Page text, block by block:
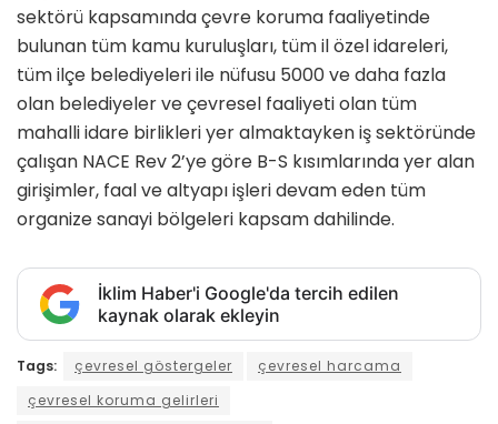
sektörü kapsamında çevre koruma faaliyetinde
bulunan tüm kamu kuruluşları, tüm il özel idareleri,
tüm ilçe belediyeleri ile nüfusu 5000 ve daha fazla
olan belediyeler ve çevresel faaliyeti olan tüm
mahalli idare birlikleri yer almaktayken iş sektöründe
çalışan NACE Rev 2’ye göre B-S kısımlarında yer alan
girişimler, faal ve altyapı işleri devam eden tüm
organize sanayi bölgeleri kapsam dahilinde.
İklim Haber'i Google'da tercih edilen
kaynak olarak ekleyin
Tags: çevresel göstergeler
çevresel harcama
çevresel koruma gelirleri